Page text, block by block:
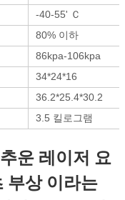
-40-55' Ｃ
80% 이하
86kpa-106kpa
34*24*16
36.2*25.4*30.2
3.5 킬로그램
운 레이저 요
부상 이라는